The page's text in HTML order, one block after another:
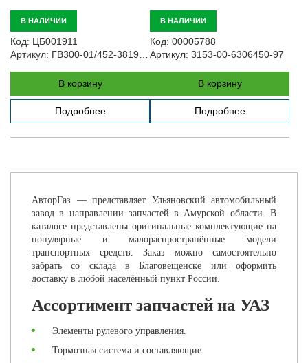
В НАЛИЧИИ
Код: ЦБ001911
Артикул: ГВ300-01/452-3819020-У
В корзину
Подробнее
В НАЛИЧИИ
Код: 00005788
Артикул: 3153-00-6306450-97
В корзину
Подробнее
АвторГаз — представляет Ульяновский автомобильный
завод в направлении запчастей в Амурской области. В
каталоге представлены оригинальные комплектующие на
популярные и малораспространённые модели
транспортных средств. Заказ можно самостоятельно
забрать со склада в Благовещенске или оформить
доставку в любой населённый пункт России.
Ассортимент запчастей на УАЗ
Элементы рулевого управления.
Тормозная система и составляющие.